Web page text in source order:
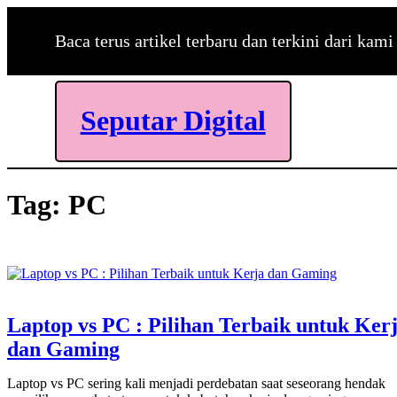
Baca terus artikel terbaru dan terkini dari kami
Seputar Digital
Tag: PC
Laptop vs PC : Pilihan Terbaik untuk
dan Gaming
Laptop vs PC sering kali menjadi perdebatan saat seseorang hendak